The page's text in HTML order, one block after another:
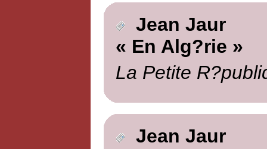
Jean Jaur
« En Alg?rie »
La Petite
Jean Jaur